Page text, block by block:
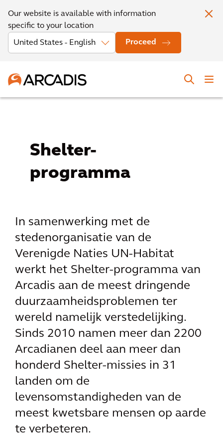
Our website is available with information
specific to your location
Proceed
Shelter-
programma
In samenwerking met de
stedenorganisatie van de
Verenigde Naties UN-Habitat
werkt het Shelter-programma van
Arcadis aan de meest dringende
duurzaamheidsproblemen ter
wereld namelijk verstedelijking.
Sinds 2010 namen meer dan 2200
Arcadianen deel aan meer dan
honderd Shelter-missies in 31
landen om de
levensomstandigheden van de
meest kwetsbare mensen op aarde
te verbeteren.